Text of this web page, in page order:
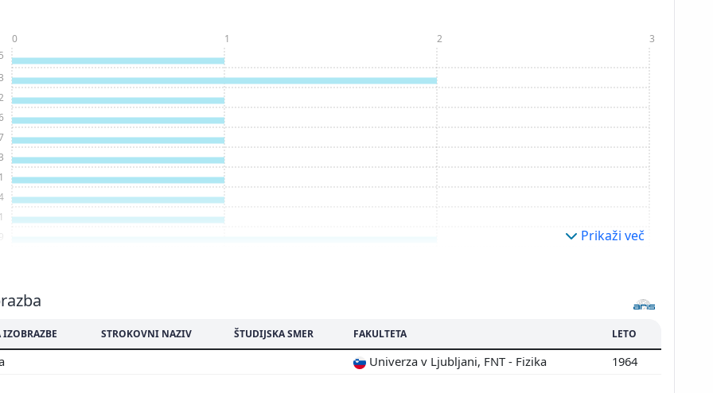
0 1 2 3
Prikaži več
IZOBRAZBE STROKOVNI NAZIV ŠTUDIJSKA SMER FAKULTETA LETO
Univerza v Ljubljani, FNT - Fizika 1964